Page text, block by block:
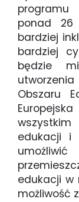
ponad
bardziej
bardziej
będzie
Obszaru
edukacji i
edukacji w
możliwość